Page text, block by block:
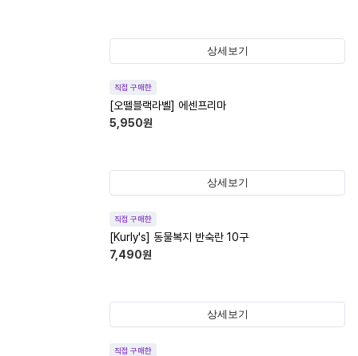
상세보기
직접 구매한
[오뗄블랙라벨] 에센프리마
5,950원
상세보기
직접 구매한
[Kurly's] 동물복지 반숙란 10구
7,490원
상세보기
직접 구매한